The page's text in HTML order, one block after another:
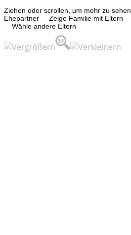
Ziehen oder scrollen, um mehr zu sehen
Ehepartner
Zeige Familie mit Eltern
Wähle andere Eltern